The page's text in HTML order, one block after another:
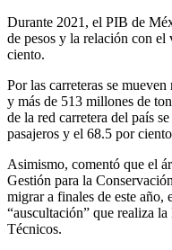
Durante 2021, el PIB de
de pesos y la relación con
ciento.
Por las carreteras se
y más de 513 millones de
de la red carretera del país
pasajeros y el 68.5 por
Asimismo, comentó que el
Gestión para la
migrar a finales de este año,
“auscultación” que realiza
Técnicos.